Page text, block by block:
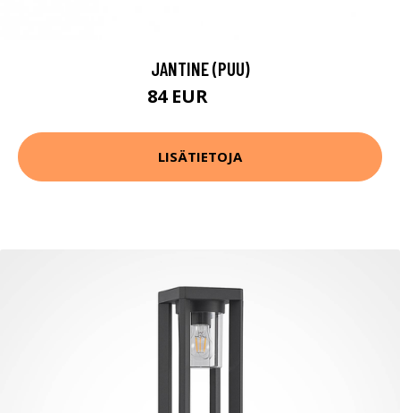
JANTINE (PUU)
84 EUR
LISÄTIETOJA